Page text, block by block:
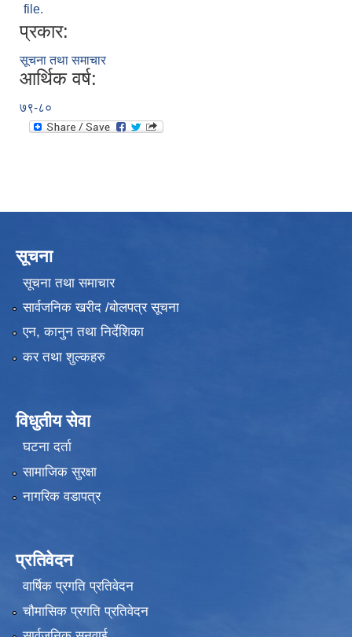
file.
प्रकार:
सूचना तथा समाचार
आर्थिक वर्ष:
७९-८०
सूचना
सूचना तथा समाचार
सार्वजनिक खरीद /बोलपत्र सूचना
एन, कानुन तथा निर्देशिका
कर तथा शुल्कहरु
विधुतीय सेवा
घटना दर्ता
सामाजिक सुरक्षा
नागरिक वडापत्र
प्रतिवेदन
वार्षिक प्रगति प्रतिवेदन
चौमासिक प्रगति प्रतिवेदन